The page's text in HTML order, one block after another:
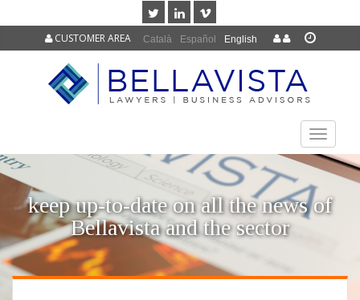
Català Español English
CUSTOMER AREA
TOGGLE
keep up-to-date on all the news of
Bellavista and the sector